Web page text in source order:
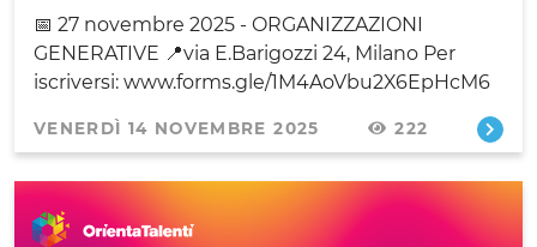
📅 27 novembre 2025 - ORGANIZZAZIONI
GENERATIVE 📍via E.Barigozzi 24, Milano Per
iscriversi: www.forms.gle/1M4AoVbu2X6EpHcM6
VENERDÌ 14 NOVEMBRE 2025 222